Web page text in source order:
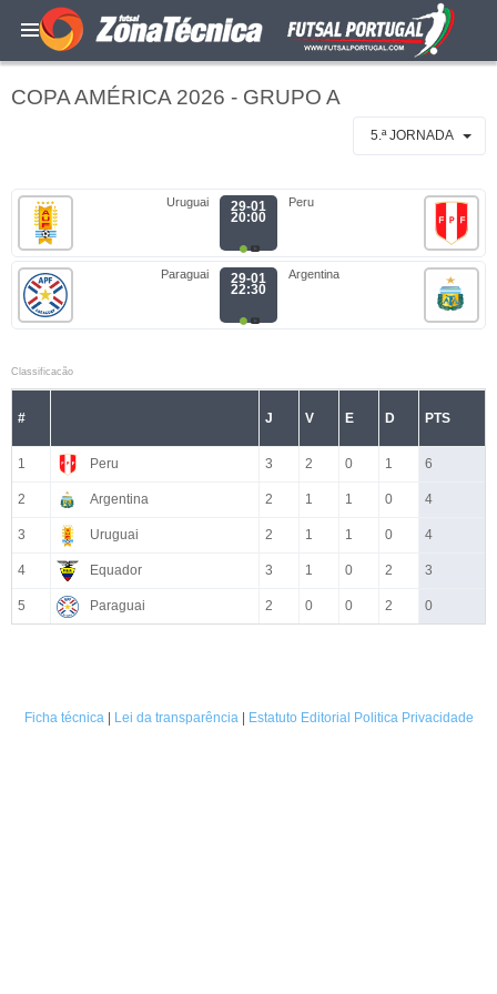
COPA AMÉRICA 2026 - GRUPO A
5.ª JORNADA
Uruguai 29-01
20:00
Peru
Paraguai 29-01
22:30
Argentina
Classificacão
# J V E D PTS
1 Peru 3 2 0 1 6
2 Argentina 2 1 1 0 4
3 Uruguai 2 1 1 0 4
4 Equador 3 1 0 2 3
5 Paraguai 2 0 0 2 0
Ficha técnica| Lei da transparência| Estatuto Editorial Politica Privacidade